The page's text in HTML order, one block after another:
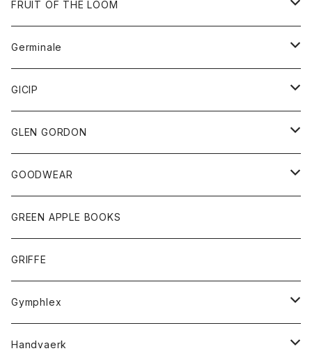
Tシャツ
ボトム
サングラス
FRUIT OF THE LOOM
アウター
パーカー
グッズ
ネクタイ
チーフ
トップス
シャツ
タンクトップ
ボトム
ショートパンツ
スカート
レディース
スカート
Tシャツ
Germinale
靴
サンダル
GICIP
トップス
Tシャツ
GLEN GORDON
グッズ
手袋
GOODWEAR
トップス
Tシャツ
GREEN APPLE BOOKS
GRIFFE
Gymphlex
アウター
Handvaerk